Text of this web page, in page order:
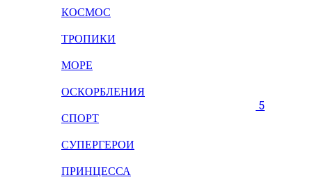
КОСМОС
ТРОПИКИ
МОРЕ
ОСКОРБЛЕНИЯ
СПОРТ
СУПЕРГЕРОИ
ПРИНЦЕССА
5